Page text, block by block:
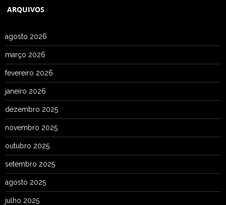
ARQUIVOS
agosto 2026
março 2026
fevereiro 2026
janeiro 2026
dezembro 2025
novembro 2025
outubro 2025
setembro 2025
agosto 2025
julho 2025